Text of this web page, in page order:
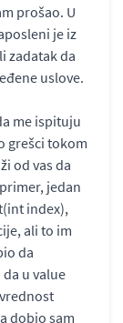
prošao. U
je iz
zadatak da
uslove.
me ispituju
grešci tokom
od vas da
jedan
index),
ali to im
da
u value
dobio sam